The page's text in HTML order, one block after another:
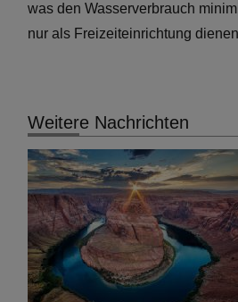
was den Wasserverbrauch
nur als Freizeiteinrichtung
Weitere Nachrichten